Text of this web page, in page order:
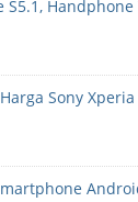
S5.1,
Sony Xperia